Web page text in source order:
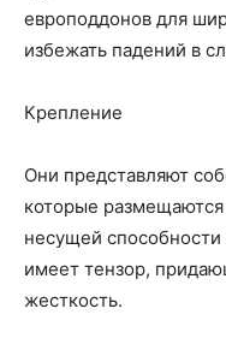
европоддонов для
избежать падений в
Крепление
Они представляют
которые
несущей
имеет тензор,
жесткость.